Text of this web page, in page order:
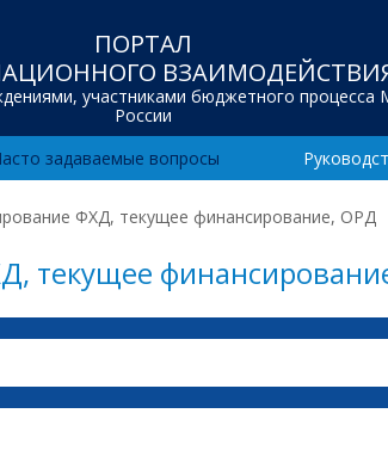
ПОРТАЛ
участниками бюджетного процесса
России
задаваемые вопросы
ФХД, текущее финансирование, ОРД
текущее